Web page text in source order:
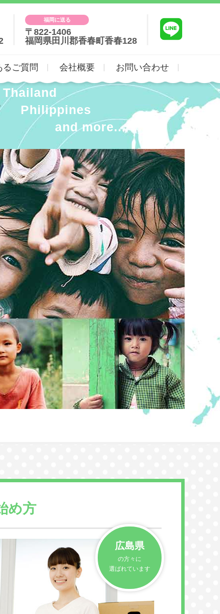
福岡に送る
〒822-1406
福岡県田川郡香春町香春128
るご質問 会社概要 お問い合わせ
Thailand
Philippines
and more...
め方
広島県
の方々に
選ばれています